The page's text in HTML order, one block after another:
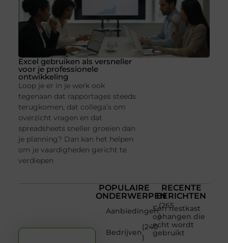
Excel gebruiken als versneller
voor je professionele
ontwikkeling
Loop je er in je werk ook
tegenaan dat rapportages steeds
terugkomen, dat collega’s om
overzicht vragen en dat
spreadsheets sneller groeien dan
je planning? Dan kan het helpen
om je vaardigheden gericht te
verdiepen
POPULAIRE
ONDERWERPEN
Aanbiedingen
(265
)
Bedrijven
(240
)
RECENTE
BERICHTEN
Een nestkast
ophangen die
echt wordt
gebruikt